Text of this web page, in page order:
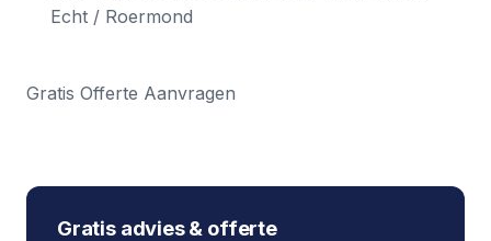
Echt / Roermond
Gratis Offerte Aanvragen
Gratis advies & offerte